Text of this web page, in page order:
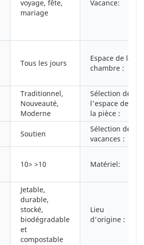
voyage, fête,
mariage
Vacance:
Tous les jours
Espace de la
chambre :
Traditionnel,
Nouveauté,
Moderne
Sélection de
l'espace de
la pièce :
Soutien
Sélection de
vacances :
10> >10 Matériel:
Jetable,
durable,
stocké,
biodégradable
et
compostable
Lieu
d'origine :